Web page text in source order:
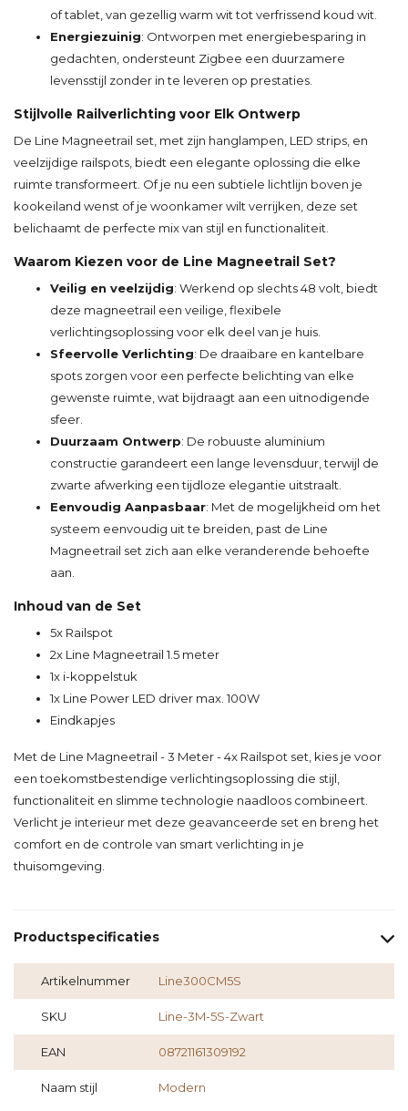
of tablet, van gezellig warm wit tot verfrissend koud wit.
Energiezuinig: Ontworpen met energiebesparing in
gedachten, ondersteunt Zigbee een duurzamere
levensstijl zonder in te leveren op prestaties.
Stijlvolle Railverlichting voor Elk Ontwerp
De Line Magneetrail set, met zijn hanglampen, LED strips, en
veelzijdige railspots, biedt een elegante oplossing die elke
ruimte transformeert. Of je nu een subtiele lichtlijn boven je
kookeiland wenst of je woonkamer wilt verrijken, deze set
belichaamt de perfecte mix van stijl en functionaliteit.
Waarom Kiezen voor de Line Magneetrail Set?
Veilig en veelzijdig: Werkend op slechts 48 volt, biedt
deze magneetrail een veilige, flexibele
verlichtingsoplossing voor elk deel van je huis.
Sfeervolle Verlichting: De draaibare en kantelbare
spots zorgen voor een perfecte belichting van elke
gewenste ruimte, wat bijdraagt aan een uitnodigende
sfeer.
Duurzaam Ontwerp: De robuuste aluminium
constructie garandeert een lange levensduur, terwijl de
zwarte afwerking een tijdloze elegantie uitstraalt.
Eenvoudig Aanpasbaar: Met de mogelijkheid om het
systeem eenvoudig uit te breiden, past de Line
Magneetrail set zich aan elke veranderende behoefte
aan.
Inhoud van de Set
5x Railspot
2x Line Magneetrail 1.5 meter
1x i-koppelstuk
1x Line Power LED driver max. 100W
Eindkapjes
Met de Line Magneetrail - 3 Meter - 4x Railspot set, kies je voor
een toekomstbestendige verlichtingsoplossing die stijl,
functionaliteit en slimme technologie naadloos combineert.
Verlicht je interieur met deze geavanceerde set en breng het
comfort en de controle van smart verlichting in je
thuisomgeving.
Productspecificaties
Artikelnummer Line300CM5S
SKU Line-3M-5S-Zwart
EAN 08721161309192
Naam stijl Modern